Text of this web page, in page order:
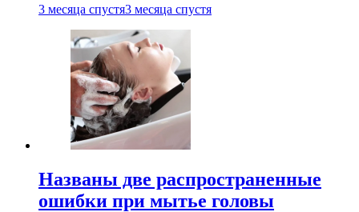
3 месяца спустя3 месяца спустя
Названы две распространенные
ошибки при мытье головы